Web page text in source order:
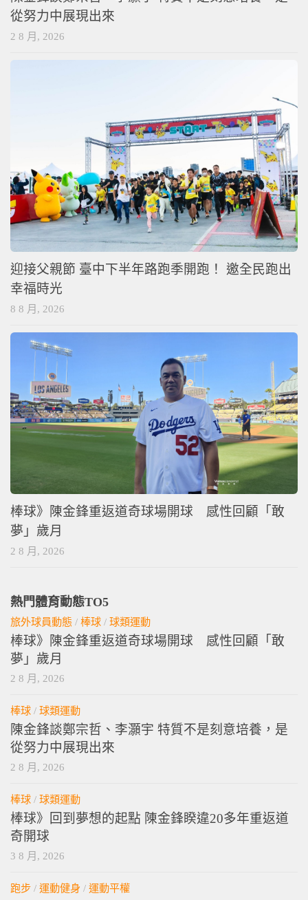
從努力中展現出來
2 8 月, 2026
迎接父親節 臺中下半年路跑季開跑！ 邀全民跑出
幸福時光
8 8 月, 2026
棒球》陳金鋒重返道奇球場開球 感性回顧「敢
夢」歲月
2 8 月, 2026
熱門體育動態TO5
旅外球員動態 / 棒球 / 球類運動
棒球》陳金鋒重返道奇球場開球 感性回顧「敢
夢」歲月
2 8 月, 2026
棒球 / 球類運動
陳金鋒談鄭宗哲、李灝宇 特質不是刻意培養，是
從努力中展現出來
2 8 月, 2026
棒球 / 球類運動
棒球》回到夢想的起點 陳金鋒睽違20多年重返道
奇開球
3 8 月, 2026
跑步 / 運動健身 / 運動平權